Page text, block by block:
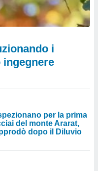
i
per la prima
del monte Ararat,
dopo il Diluvio